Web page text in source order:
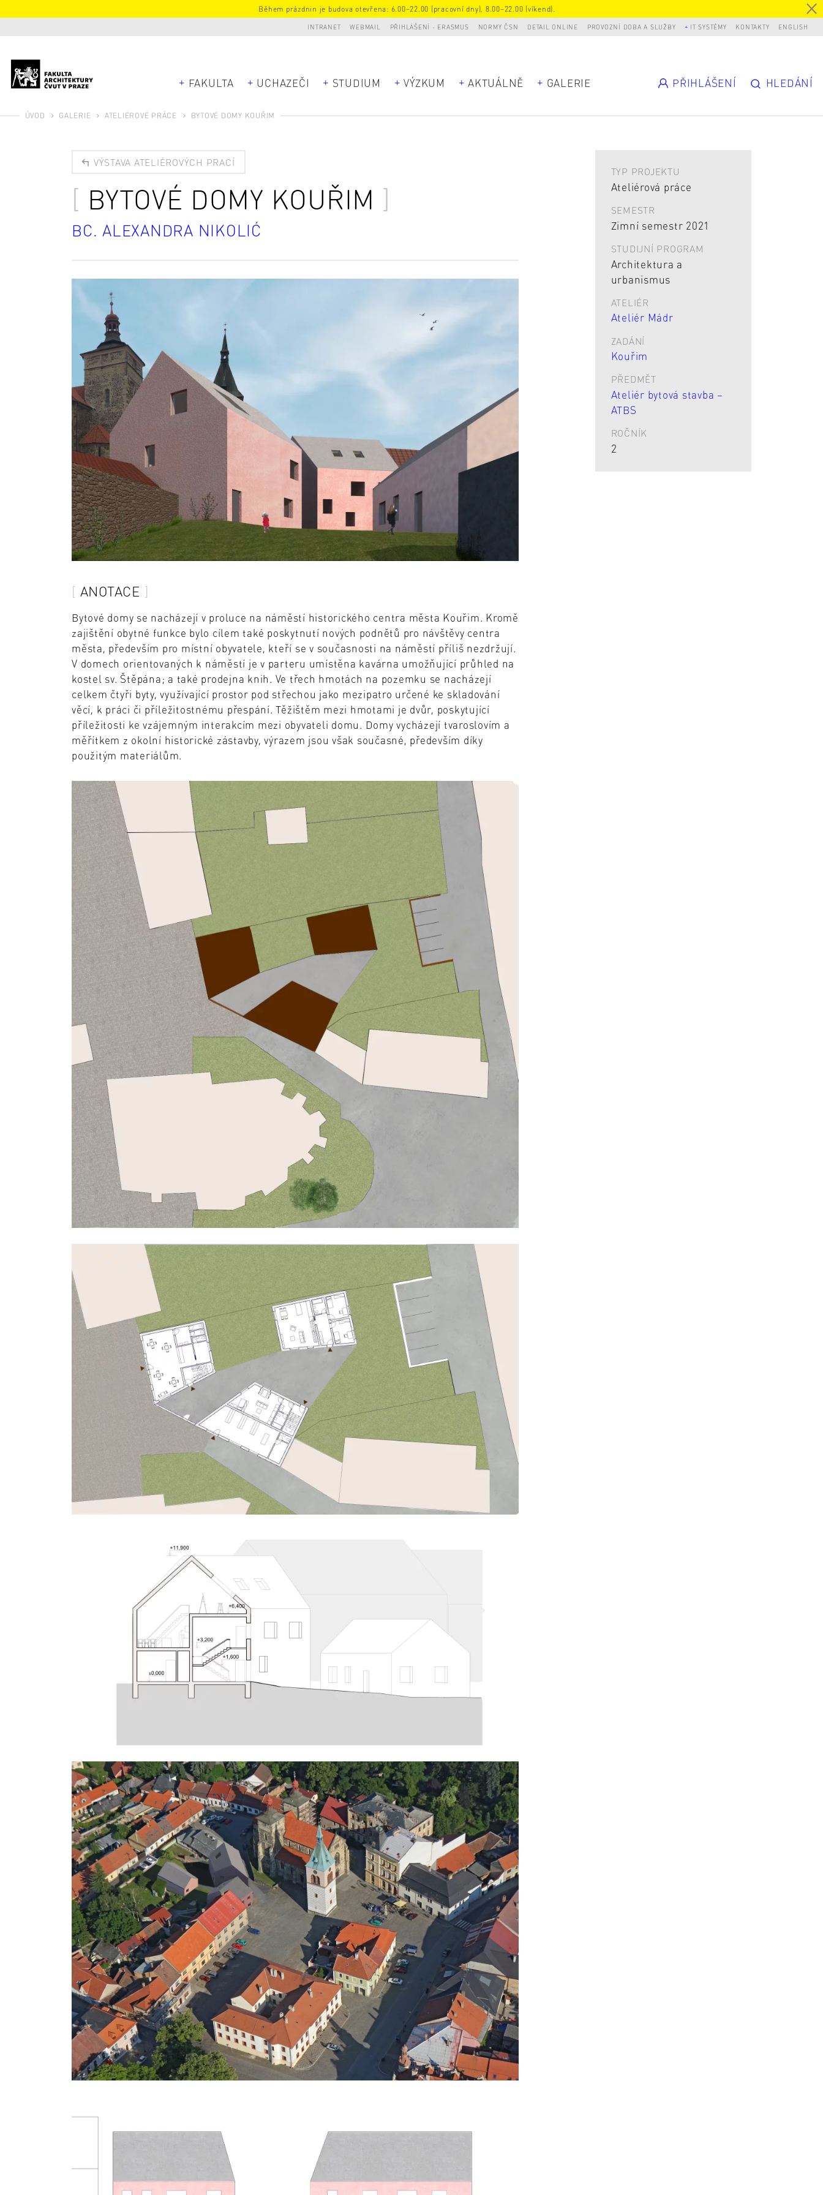
Během prázdnin je budova otevřena: 6.00–22.00 (pracovní dny), 8.00–22.00 (víkend).
INTRANET WEBMAIL PŘIHLÁŠENÍ - ERASMUS NORMY ČSN DETAIL ONLINE PROVOZNÍ DOBA A SLUŽBY IT SYSTÉMY KONTAKTY ENGLISH
FAKULTA UCHAZEČI STUDIUM VÝZKUM AKTUÁLNĚ GALERIE PŘIHLÁŠENÍ HLEDÁNÍ
ÚVOD GALERIE ATELIÉROVÉ PRÁCE BYTOVÉ DOMY KOUŘIM
VÝSTAVA ATELIÉROVÝCH PRACÍ
BYTOVÉ DOMY KOUŘIM
BC. ALEXANDRA NIKOLIĆ
ANOTACE
Bytové domy se nacházejí v proluce na náměstí historického centra města Kouřim. Kromě
zajištění obytné funkce bylo cílem také poskytnutí nových podnětů pro návštěvy centra
města, především pro místní obyvatele, kteří se v současnosti na náměstí příliš nezdržují.
V domech orientovaných k náměstí je v parteru umístěna kavárna umožňující průhled na
kostel sv. Štěpána; a také prodejna knih. Ve třech hmotách na pozemku se nacházejí
celkem čtyři byty, využívající prostor pod střechou jako mezipatro určené ke skladování
věcí, k práci či příležitostnému přespání. Těžištěm mezi hmotami je dvůr, poskytující
příležitosti ke vzájemným interakcím mezi obyvateli domu. Domy vycházejí tvaroslovím a
měřítkem z okolní historické zástavby, výrazem jsou však současné, především díky
použitým materiálům.
TYP PROJEKTU
Ateliérová práce
SEMESTR
Zimní semestr 2021
STUDIJNÍ PROGRAM
Architektura a
urbanismus
ATELIÉR
Ateliér Mádr
ZADÁNÍ
Kouřim
PŘEDMĚT
Ateliér bytová stavba –
ATBS
ROČNÍK
2